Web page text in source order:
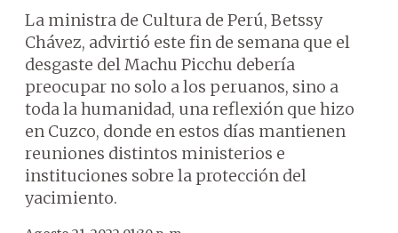
La ministra de Cultura de Perú, Betssy
Chávez, advirtió este fin de semana que el
desgaste del Machu Picchu debería
preocupar no solo a los peruanos, sino a
toda la humanidad, una reflexión que hizo
en Cuzco, donde en estos días mantienen
reuniones distintos ministerios e
instituciones sobre la protección del
yacimiento.